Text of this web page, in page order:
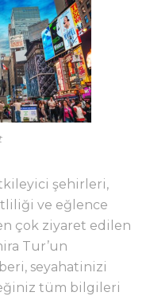
şehirleri,
ve eğlence
çok ziyaret edilen
Tur’un
seyahatinizi
tüm bilgileri